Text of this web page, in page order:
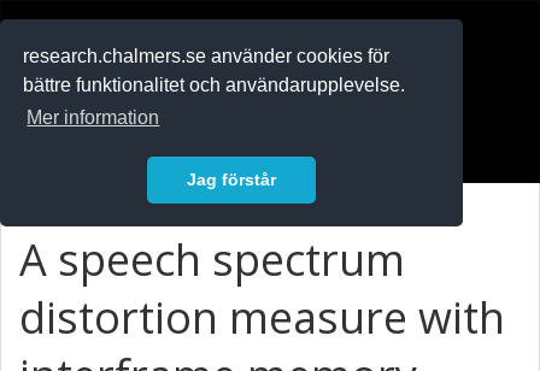
research.chalmers.se använder cookies för
bättre funktionalitet och användarupplevelse.
Mer information
Jag förstår
A speech spectrum
distortion measure with